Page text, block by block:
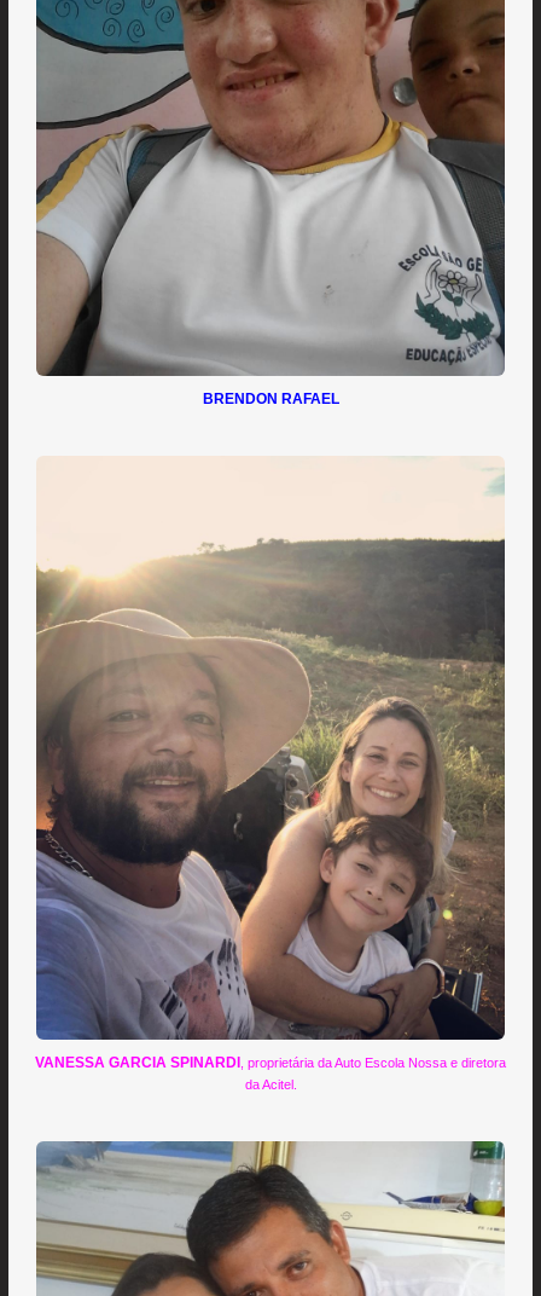
BRENDON RAFAEL
VANESSA GARCIA SPINARDI
, proprietária da Auto Escola Nossa e diretora
da Acitel.